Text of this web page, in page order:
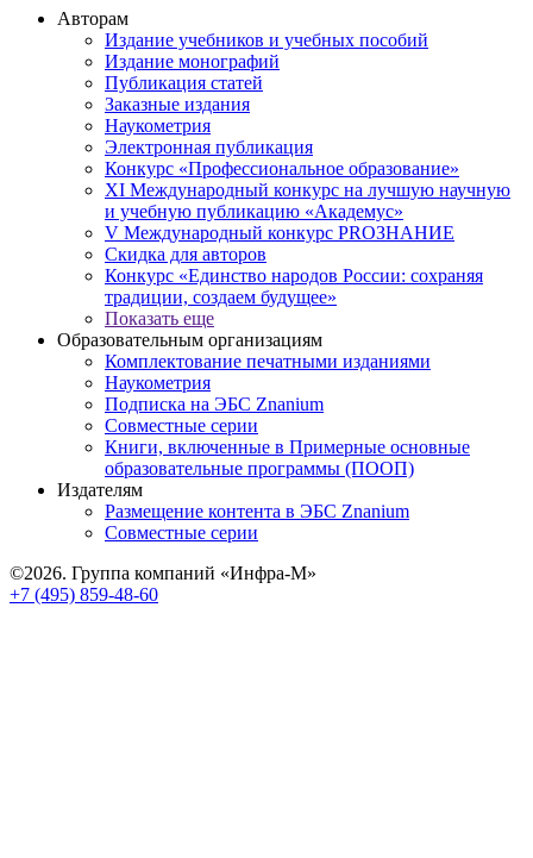
Авторам
Издание учебников и учебных пособий
Издание монографий
Публикация статей
Заказные издания
Наукометрия
Электронная публикация
Конкурс «Профессиональное образование»
XI Международный конкурс на лучшую научную
и учебную публикацию «Академус»
V Международный конкурс PROЗНАНИЕ
Скидка для авторов
Конкурс «Единство народов России: сохраняя
традиции, создаем будущее»
Показать еще
Образовательным организациям
Комплектование печатными изданиями
Наукометрия
Подписка на ЭБС Znanium
Совместные серии
Книги, включенные в Примерные основные
образовательные программы (ПООП)
Издателям
Размещение контента в ЭБС Znanium
Совместные серии
©2026. Группа компаний «Инфра-М»
+7 (495) 859-48-60